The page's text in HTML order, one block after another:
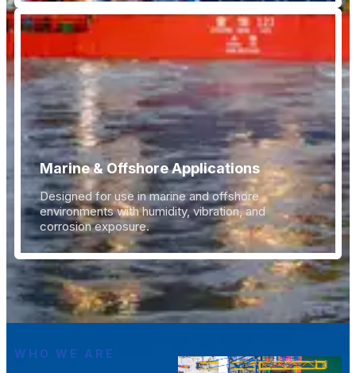
Marine & Offshore Applications
Designed for use in marine and offshore
environments with humidity, vibration, and
corrosion exposure.
WHO WE ARE